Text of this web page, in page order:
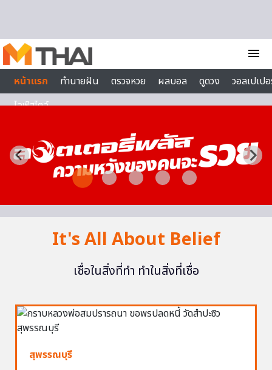
menu
หน้าแรก
ทำนายฝัน ตรวจหวย ผลบอล ดูดวง
วอลเปเป
ไลฟ์สไตล์
It's All About Belief
เชื่อในสิ่งที่ทำ ทำในสิ่งที่เชื่อ
สุพรรณบุรี